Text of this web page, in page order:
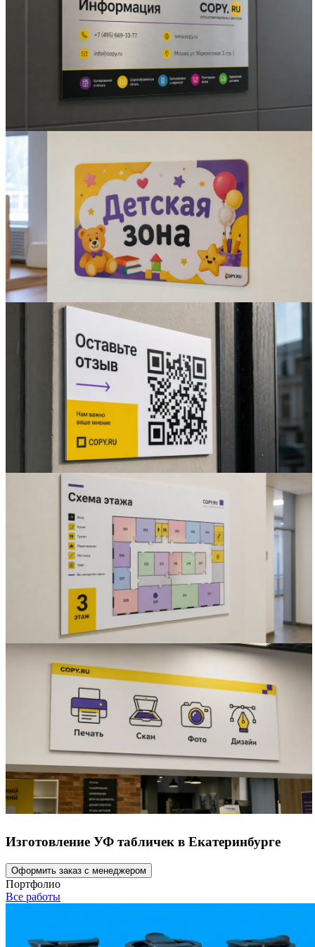
О компании
Написать директору
Портфолио
Изготовление УФ табличек в Екатеринбурге
Оформить заказ с менеджером
Портфолио
Все работы